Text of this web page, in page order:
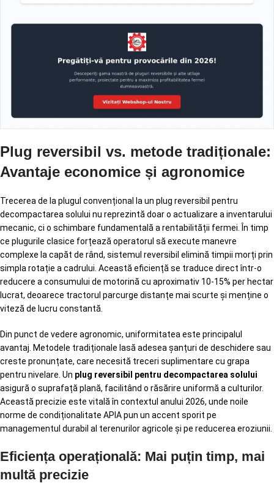
Plug reversibil vs. metode tradiționale:
Avantaje economice și agronomice
Trecerea de la plugul convențional la un plug reversibil pentru
decompactarea solului nu reprezintă doar o actualizare a inventarului
mecanic, ci o schimbare fundamentală a rentabilității fermei. În timp
ce plugurile clasice forțează operatorul să execute manevre
complexe la capăt de rând, sistemul reversibil elimină timpii morți prin
simpla rotație a cadrului. Această eficiență se traduce direct într-o
reducere a consumului de motorină cu aproximativ 10-15% per hectar
lucrat, deoarece tractorul parcurge distanțe mai scurte și menține o
viteză de lucru constantă.
Din punct de vedere agronomic, uniformitatea este principalul
avantaj. Metodele tradiționale lasă adesea șanțuri de deschidere sau
creste pronunțate, care necesită treceri suplimentare cu grapa
pentru nivelare. Un plug reversibil pentru decompactarea solului
asigură o suprafață plană, facilitând o răsărire uniformă a culturilor.
Această precizie este vitală în contextul anului 2026, unde noile
norme de condiționalitate APIA pun un accent sporit pe
managementul durabil al terenurilor agricole și pe reducerea eroziunii.
Eficiența operațională: Mai puțin timp, mai
multă precizie